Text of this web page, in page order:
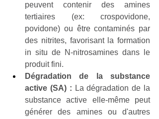
peuvent contenir des amines
tertiaires (ex: crospovidone,
povidone) ou être contaminés par
des nitrites, favorisant la formation
in situ de N-nitrosamines dans le
produit fini.
Dégradation de la substance
active (SA) : La dégradation de la
substance active elle-même peut
générer des amines ou d'autres